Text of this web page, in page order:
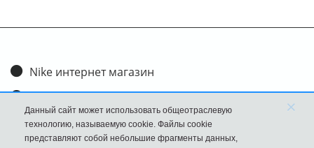
Nike интернет магазин
Доставка и оплата
Обмен и возврат
Данный сайт может использовать общеотраслевую
технологию, называемую cookie. Файлы cookie
представляют собой небольшие фрагменты данных,
×